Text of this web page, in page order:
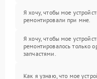
Я хочу, чтобы мое
ремонтировали при мне.
Я хочу, чтобы мое
ремонтировалось только
запчастями.
Как я узнаю, что мое